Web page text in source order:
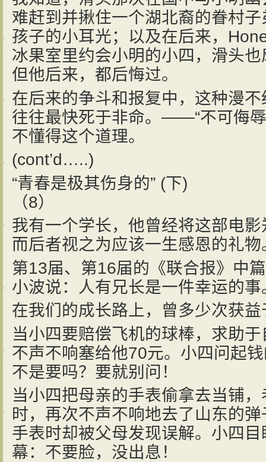
难赶到并揪住一个湖北裔的眷村
孩子的小耳光；以及在后来，
冰果室里约会小明的小四，滑头
但他后来，都后悔过。
在后来的争斗和报复中，这种漫
往往最快死于非命。——“不可侮
不懂得这个道理。
(cont’d…..)
“青春是极其伤身的” (下)
（8）
我有一个学长，他曾经将这部电
而后者视之为应该一生感恩的礼物
第13届、第16届的《联合报》中
小波说：人有兄长是一件幸运的事
在我们的成长路上，曾多少次获
当小四要赔偿飞机的球棒，求助
不声不响塞给他70元。小四问起
不是要吗？要就别问！
当小四把母亲的手表偷拿去当铺
时，再次不声不响地去了山东的
手表时却被父母发现误解。小四
幕：不要脸，没出息！